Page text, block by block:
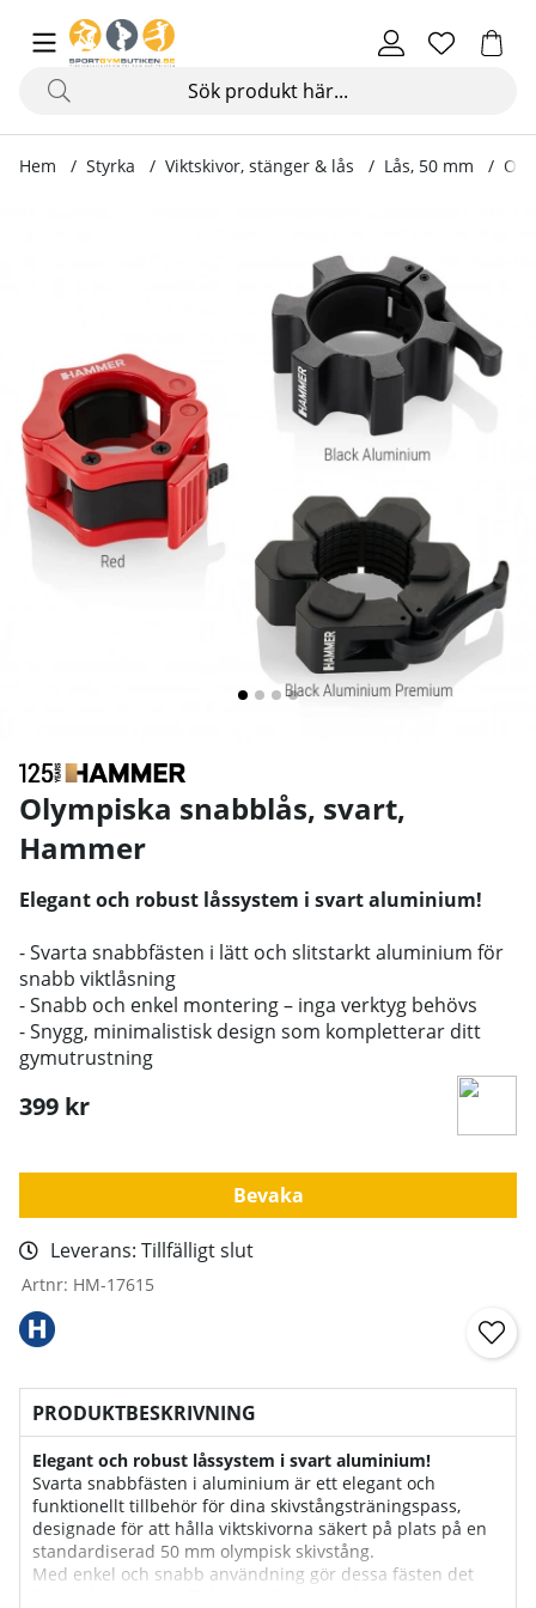
Hem Styrka Viktskivor, stänger & lås Lås, 50 mm
Olympiska snabblås, svart,
Hammer
Elegant och robust låssystem i svart aluminium!
- Svarta snabbfästen i lätt och slitstarkt aluminium för
snabb viktlåsning
- Snabb och enkel montering – inga verktyg behövs
- Snygg, minimalistisk design som kompletterar ditt
gymutrustning
399 kr
Bevaka
Leverans: Tillfälligt slut
Artnr: HM-17615
PRODUKTBESKRIVNING
Elegant och robust låssystem i svart aluminium!
Svarta snabbfästen i aluminium är ett elegant och
funktionellt tillbehör för dina skivstångsträningspass,
designade för att hålla viktskivorna säkert på plats på en
standardiserad 50 mm olympisk skivstång.
Med enkel och snabb användning gör dessa fästen det